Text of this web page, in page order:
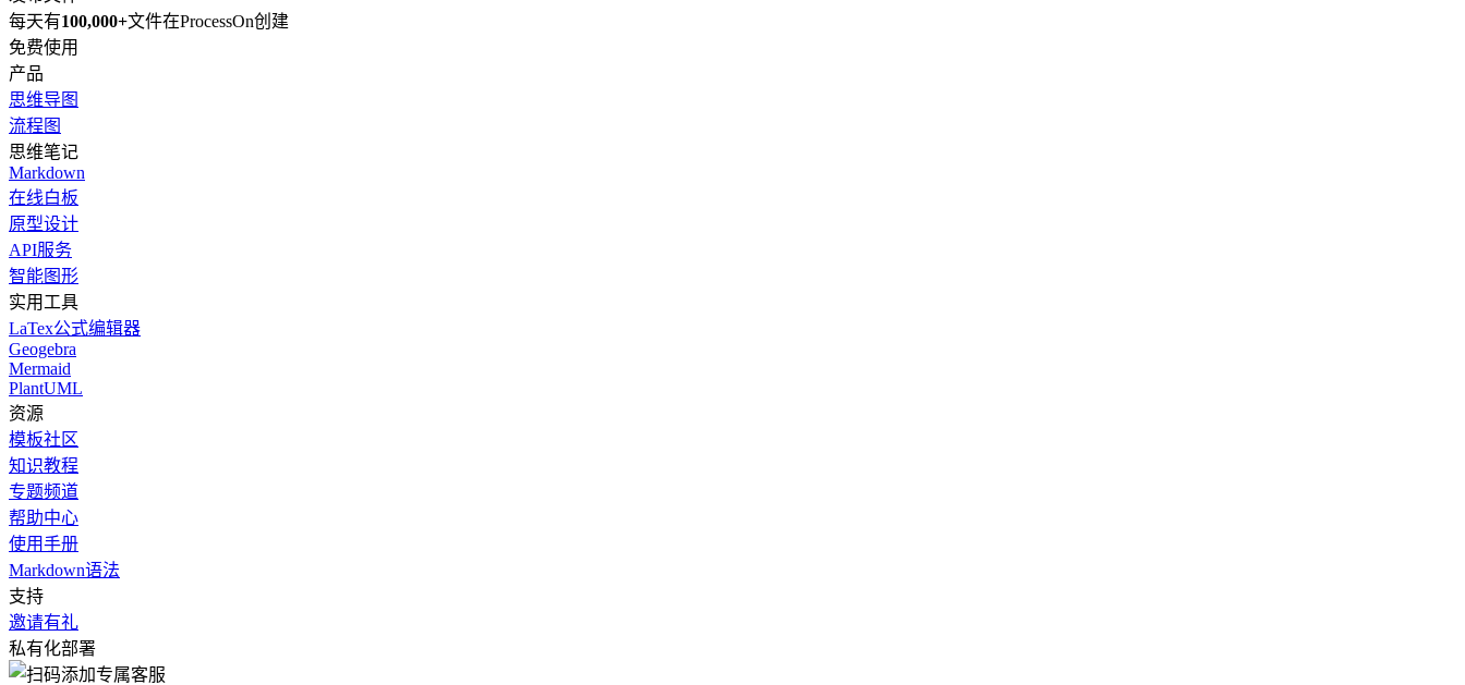
每天有100,000+文件在ProcessOn创建
免费使用
产品
思维导图
流程图
思维笔记
Markdown
在线白板
原型设计
API服务
智能图形
实用工具
LaTex公式编辑器
Geogebra
Mermaid
PlantUML
资源
模板社区
知识教程
专题频道
帮助中心
使用手册
Markdown语法
支持
邀请有礼
私有化部署